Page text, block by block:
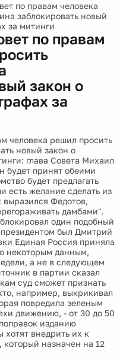
по правам человека
заблокировать новый
за митинги
по правам
закон о
за
человека решил просить
новый закон о
глава Совета Михаил
будет принят обеими
будет предлагать
есть желание сделать из
выразился Федотов,
дамбами".
один подобный
президентом был Дмитрий
Единая Россия приняла
некоторым данным,
а не в следующем
в партии сказал
суд сможет признать
например, выкрикивал
повредила зеленым
движению, - от 30 до 50
изданию
хотят внедрить их к
назначен на 12